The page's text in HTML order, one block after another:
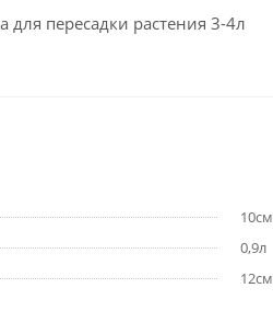
пересадки растения 3-4л
10см
0,9л
12см